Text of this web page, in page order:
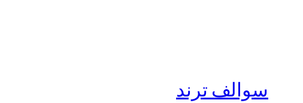
سوالف ترند